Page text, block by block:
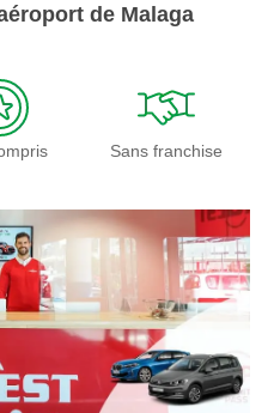
de Malaga
Sans franchise